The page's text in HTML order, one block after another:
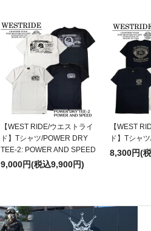
【WEST RIDE/ウエストライ
ド】Tシャツ/POWER DRY
TEE-2: POWER AND SPEED
9,000円(税込9,900円)
【WEST
ド】Tシャ
8,300円(